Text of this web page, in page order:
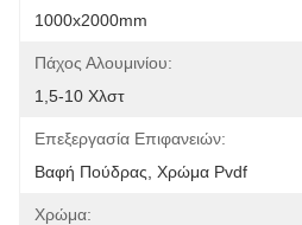
1000x2000mm
Πάχος Αλουμινίου:
1,5-10 Χλστ
Επεξεργασία Επιφανειών:
Βαφή Πούδρας, Χρώμα Pvdf
Χρώμα: